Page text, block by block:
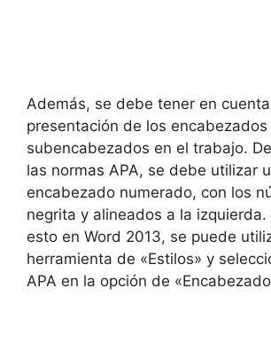
Además, se debe tener en
presentación de los encabezados
subencabezados en el trabajo.
las normas APA, se debe utilizar
encabezado numerado, con los
negrita y alineados a la izquierda.
esto en Word 2013, se puede
herramienta de «Estilos» y
APA en la opción de